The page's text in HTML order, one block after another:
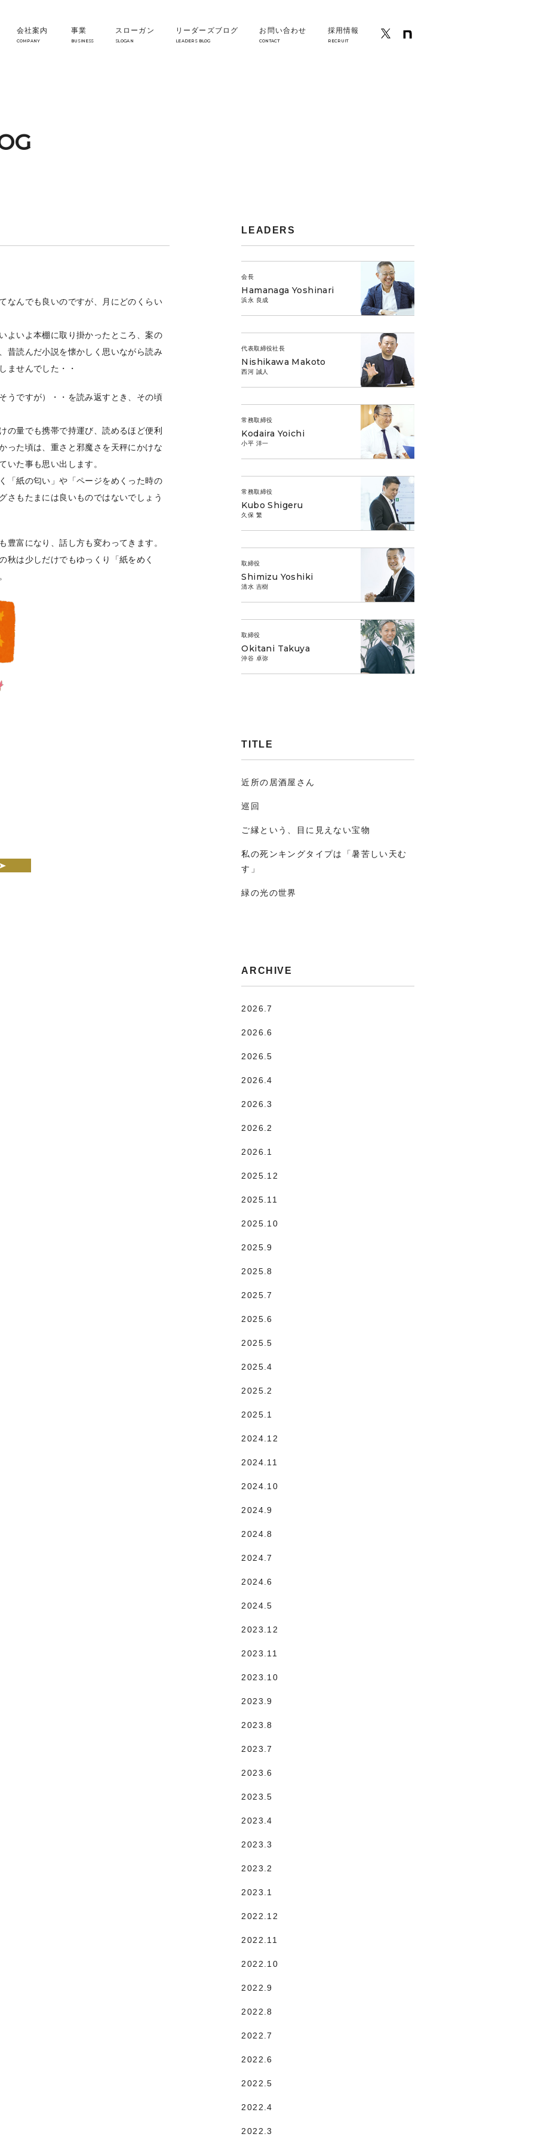
会社案内
COMPANY
事業
BUSINESS
スローガン
SLOGAN
リーダーズブログ
LEADERS BLOG
お問い合わせ
CONTACT
採用情報
RECRUIT
なんでも良いのですが、月にどのくらい
よいよ本棚に取り掛かったところ、案の
昔読んだ小説を懐かしく思いながら読み
ませんでした・・
うですが）・・を読み返すとき、その頃
の量でも携帯で持運び、読めるほど便利
った頃は、重さと邪魔さを天秤にかけな
いた事も思い出します。
「紙の匂い」や「ページをめくった時の
さもたまには良いものではないでしょう
豊富になり、話し方も変わってきます。
秋は少しだけでもゆっくり「紙をめく
LEADERS
会長
Hamanaga Yoshinari
浜永 良成
代表取締役社長
Nishikawa Makoto
西河 誠人
常務取締役
Kodaira Yoichi
小平 洋一
常務取締役
Kubo Shigeru
久保 繁
取締役
Shimizu Yoshiki
清水 吉樹
取締役
Okitani Takuya
沖谷 卓弥
TITLE
近所の居酒屋さん
巡回
ご縁という、目に見えない宝物
私の死ンキングタイプは「暑苦しい天む
す」
緑の光の世界
ARCHIVE
2026.7
2026.6
2026.5
2026.4
2026.3
2026.2
2026.1
2025.12
2025.11
2025.10
2025.9
2025.8
2025.7
2025.6
2025.5
2025.4
2025.2
2025.1
2024.12
2024.11
2024.10
2024.9
2024.8
2024.7
2024.6
2024.5
2023.12
2023.11
2023.10
2023.9
2023.8
2023.7
2023.6
2023.5
2023.4
2023.3
2023.2
2023.1
2022.12
2022.11
2022.10
2022.9
2022.8
2022.7
2022.6
2022.5
2022.4
2022.3